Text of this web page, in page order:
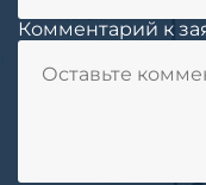
Комментарий к